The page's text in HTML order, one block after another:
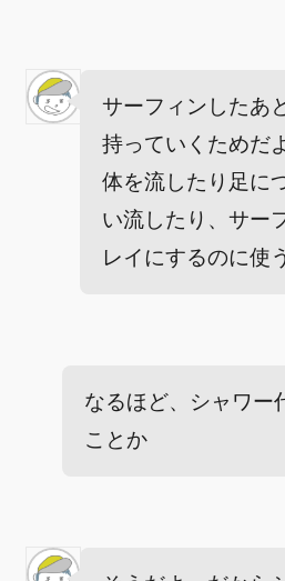
サーフィンしたあ
持っていくためだ
体を流したり足に
い流したり、サー
レイにするのに使
なるほど、シャワー
ことか